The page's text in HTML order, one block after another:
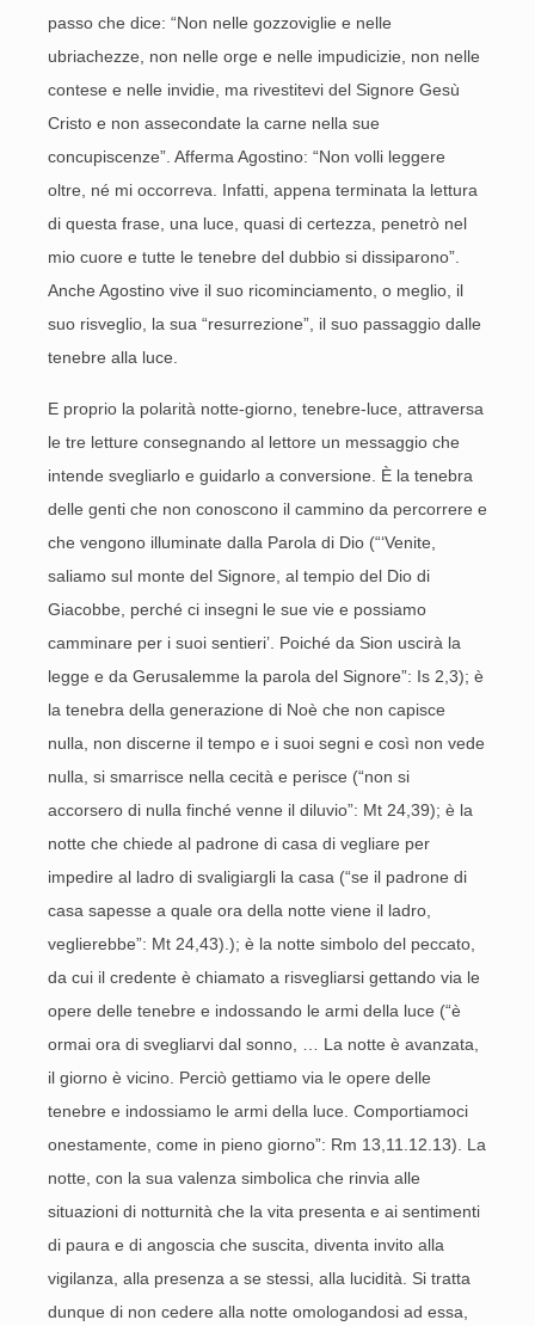
passo che dice: “Non nelle gozzoviglie e nelle
ubriachezze, non nelle orge e nelle impudicizie, non nelle
contese e nelle invidie, ma rivestitevi del Signore Gesù
Cristo e non assecondate la carne nella sue
concupiscenze”. Afferma Agostino: “Non volli leggere
oltre, né mi occorreva. Infatti, appena terminata la lettura
di questa frase, una luce, quasi di certezza, penetrò nel
mio cuore e tutte le tenebre del dubbio si dissiparono”.
Anche Agostino vive il suo ricominciamento, o meglio, il
suo risveglio, la sua “resurrezione”, il suo passaggio dalle
tenebre alla luce.
E proprio la polarità notte-giorno, tenebre-luce, attraversa
le tre letture consegnando al lettore un messaggio che
intende svegliarlo e guidarlo a conversione. È la tenebra
delle genti che non conoscono il cammino da percorrere e
che vengono illuminate dalla Parola di Dio (“‘Venite,
saliamo sul monte del Signore, al tempio del Dio di
Giacobbe, perché ci insegni le sue vie e possiamo
camminare per i suoi sentieri’. Poiché da Sion uscirà la
legge e da Gerusalemme la parola del Signore”: Is 2,3); è
la tenebra della generazione di Noè che non capisce
nulla, non discerne il tempo e i suoi segni e così non vede
nulla, si smarrisce nella cecità e perisce (“non si
accorsero di nulla finché venne il diluvio”: Mt 24,39); è la
notte che chiede al padrone di casa di vegliare per
impedire al ladro di svaligiargli la casa (“se il padrone di
casa sapesse a quale ora della notte viene il ladro,
veglierebbe”: Mt 24,43).); è la notte simbolo del peccato,
da cui il credente è chiamato a risvegliarsi gettando via le
opere delle tenebre e indossando le armi della luce (“è
ormai ora di svegliarvi dal sonno, … La notte è avanzata,
il giorno è vicino. Perciò gettiamo via le opere delle
tenebre e indossiamo le armi della luce. Comportiamoci
onestamente, come in pieno giorno”: Rm 13,11.12.13). La
notte, con la sua valenza simbolica che rinvia alle
situazioni di notturnità che la vita presenta e ai sentimenti
di paura e di angoscia che suscita, diventa invito alla
vigilanza, alla presenza a se stessi, alla lucidità. Si tratta
dunque di non cedere alla notte omologandosi ad essa,